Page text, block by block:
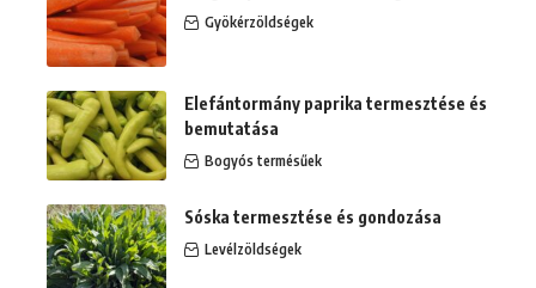
Gyökérzöldségek
Elefántormány paprika termesztése és
bemutatása
Bogyós termésűek
Sóska termesztése és gondozása
Levélzöldségek